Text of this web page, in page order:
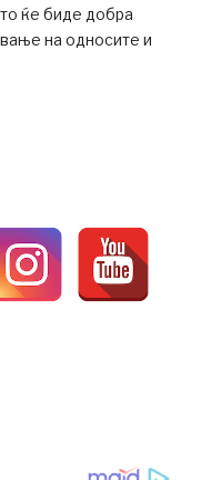
ќе биде добра
на односите и